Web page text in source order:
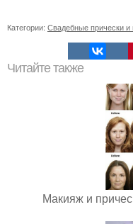
Категории: Свадебные прически и
Читайте также
Макияж и